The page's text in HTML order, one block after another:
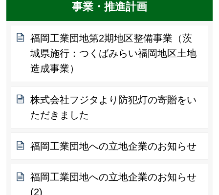
事業・推進計画
福岡工業団地第2期地区整備事業（茨
城県施行：つくばみらい福岡地区土地
造成事業）
株式会社フジタより防犯灯の寄贈をい
ただきました
福岡工業団地への立地企業のお知らせ
福岡工業団地への立地企業のお知らせ
(2)